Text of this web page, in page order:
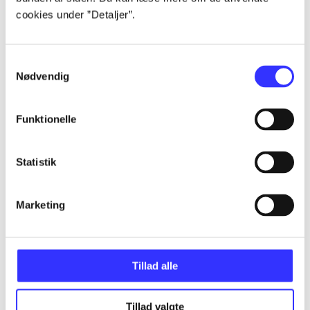
cookies under ”Detaljer”.
Nødvendig
Funktionelle
Statistik
Marketing
Tillad alle
Tillad valgte
...
...
...
...